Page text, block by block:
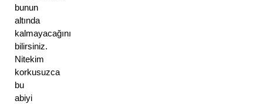
bunun
altında
kalmayacağını
bilirsiniz.
Nitekim
korkusuzca
bu
abiyi